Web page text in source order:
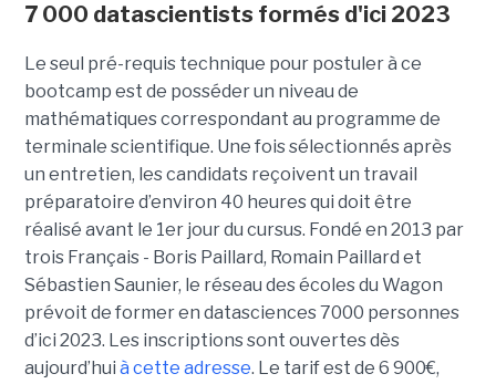
7 000 datascientists formés d'ici 2023
Le seul pré-requis technique pour postuler à ce
bootcamp est de posséder un niveau de
mathématiques correspondant au programme de
terminale scientifique. Une fois sélectionnés après
un entretien, les candidats reçoivent un travail
préparatoire d’environ 40 heures qui doit être
réalisé avant le 1er jour du cursus. Fondé en 2013 par
trois Français - Boris Paillard, Romain Paillard et
Sébastien Saunier, le réseau des écoles du Wagon
prévoit de former en datasciences 7000 personnes
d’ici 2023. Les inscriptions sont ouvertes dès
aujourd’hui à cette adresse. Le tarif est de 6 900€,